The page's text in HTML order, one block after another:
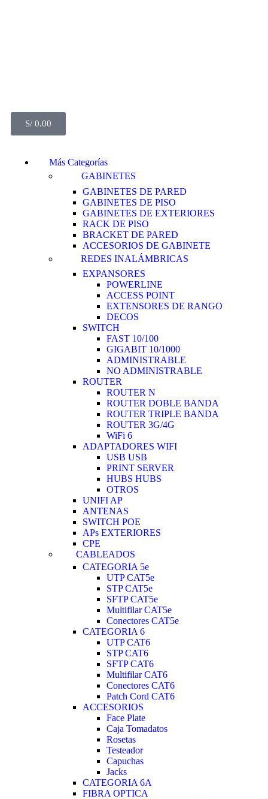
S/ 0.00
Más Categorías
GABINETES
GABINETES DE PARED
GABINETES DE PISO
GABINETES DE EXTERIORES
RACK DE PISO
BRACKET DE PARED
ACCESORIOS DE GABINETE
REDES INALÁMBRICAS
EXPANSORES
POWERLINE
ACCESS POINT
EXTENSORES DE RANGO
DECOS
SWITCH
FAST 10/100
GIGABIT 10/1000
ADMINISTRABLE
NO ADMINISTRABLE
ROUTER
ROUTER N
ROUTER DOBLE BANDA
ROUTER TRIPLE BANDA
ROUTER 3G/4G
WiFi 6
ADAPTADORES WIFI
USB USB
PRINT SERVER
HUBS HUBS
OTROS
UNIFI AP
ANTENAS
SWITCH POE
APs EXTERIORES
CPE
CABLEADOS
CATEGORIA 5e
UTP CAT5e
STP CAT5e
SFTP CAT5e
Multifilar CAT5e
Conectores CAT5e
CATEGORIA 6
UTP CAT6
STP CAT6
SFTP CAT6
Multifilar CAT6
Conectores CAT6
Patch Cord CAT6
ACCESORIOS
Face Plate
Caja Tomadatos
Rosetas
Testeador
Capuchas
Jacks
CATEGORIA 6A
FIBRA OPTICA